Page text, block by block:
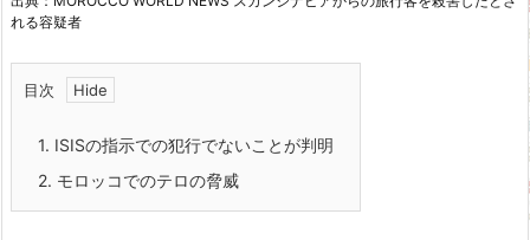
れる容疑者
目次
1. ISISの指示での犯行でないことが判明
2. モロッコでのテロの脅威